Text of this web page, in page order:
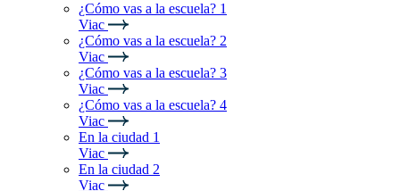
¿Cómo vas a la escuela? 1
Viac
¿Cómo vas a la escuela? 2
Viac
¿Cómo vas a la escuela? 3
Viac
¿Cómo vas a la escuela? 4
Viac
En la ciudad 1
Viac
En la ciudad 2
Viac